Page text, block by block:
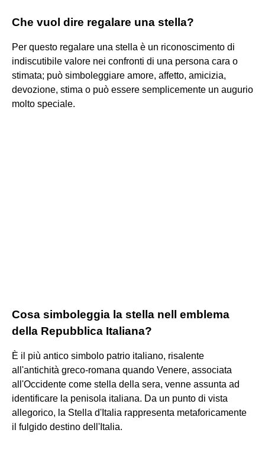
Che vuol dire regalare una stella?
Per questo regalare una stella è un riconoscimento di
indiscutibile valore nei confronti di una persona cara o
stimata; può simboleggiare amore, affetto, amicizia,
devozione, stima o può essere semplicemente un augurio
molto speciale.
Cosa simboleggia la stella nell emblema
della Repubblica Italiana?
È il più antico simbolo patrio italiano, risalente
all'antichità greco-romana quando Venere, associata
all'Occidente come stella della sera, venne assunta ad
identificare la penisola italiana. Da un punto di vista
allegorico, la Stella d'Italia rappresenta metaforicamente
il fulgido destino dell'Italia.